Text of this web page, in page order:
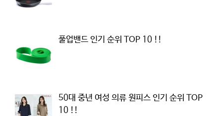
풀업밴드 인기 순위 TOP 10 !!
50대 중년 여성 의류 원피스 인기 순위 TOP
10 !!